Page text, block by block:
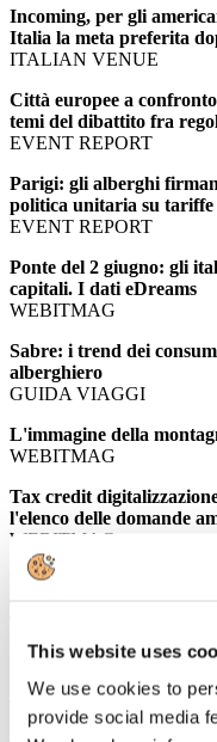
This website uses
We use cookies to
provide social media
Incoming, per gli
Italia la meta preferita
ITALIAN VENUE
Città europee a
temi del dibattito fra
EVENT REPORT
Parigi: gli alberghi
politica unitaria su
EVENT REPORT
Ponte del 2 giugno: gli
capitali. I dati eDreams
WEBITMAG
Sabre: i trend dei
alberghiero
GUIDA VIAGGI
L'immagine della
WEBITMAG
Tax credit
l'elenco delle domande
WEBITMAG
Ponte del 2 giugno,
eDreams
La crescita del turismo
Italia
TRAVELNOSTOP